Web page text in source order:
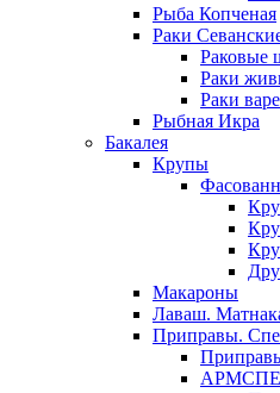
Рыба Копченая
Раки
Раковые
Раки
Раки
Рыбная Икра
Бакалея
Крупы
Макароны
Лаваш.
Приправы.